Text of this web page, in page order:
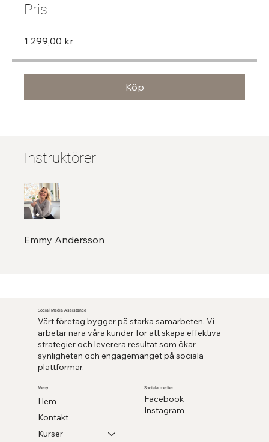
Pris
1 299,00 kr
Köp
Instruktörer
Emmy Andersson
Social Media Assistance
Vårt företag bygger på starka samarbeten. Vi
arbetar nära våra kunder för att skapa effektiva
strategier och leverera resultat som ökar
synligheten och engagemanget på sociala
plattformar.
Meny
Hem
Kontakt
Kurser
Sociala medier
Facebook
Instagram